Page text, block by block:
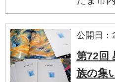
公開日：
第72回
族の集